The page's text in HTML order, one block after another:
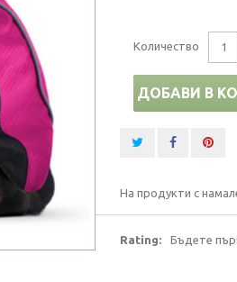
Количество
ДОБАВИ В
На продукти с
Rating: Бъдете